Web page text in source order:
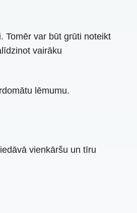
Tomēr var būt grūti noteikt
vairāku
lēmumu.
vienkāršu un tīru